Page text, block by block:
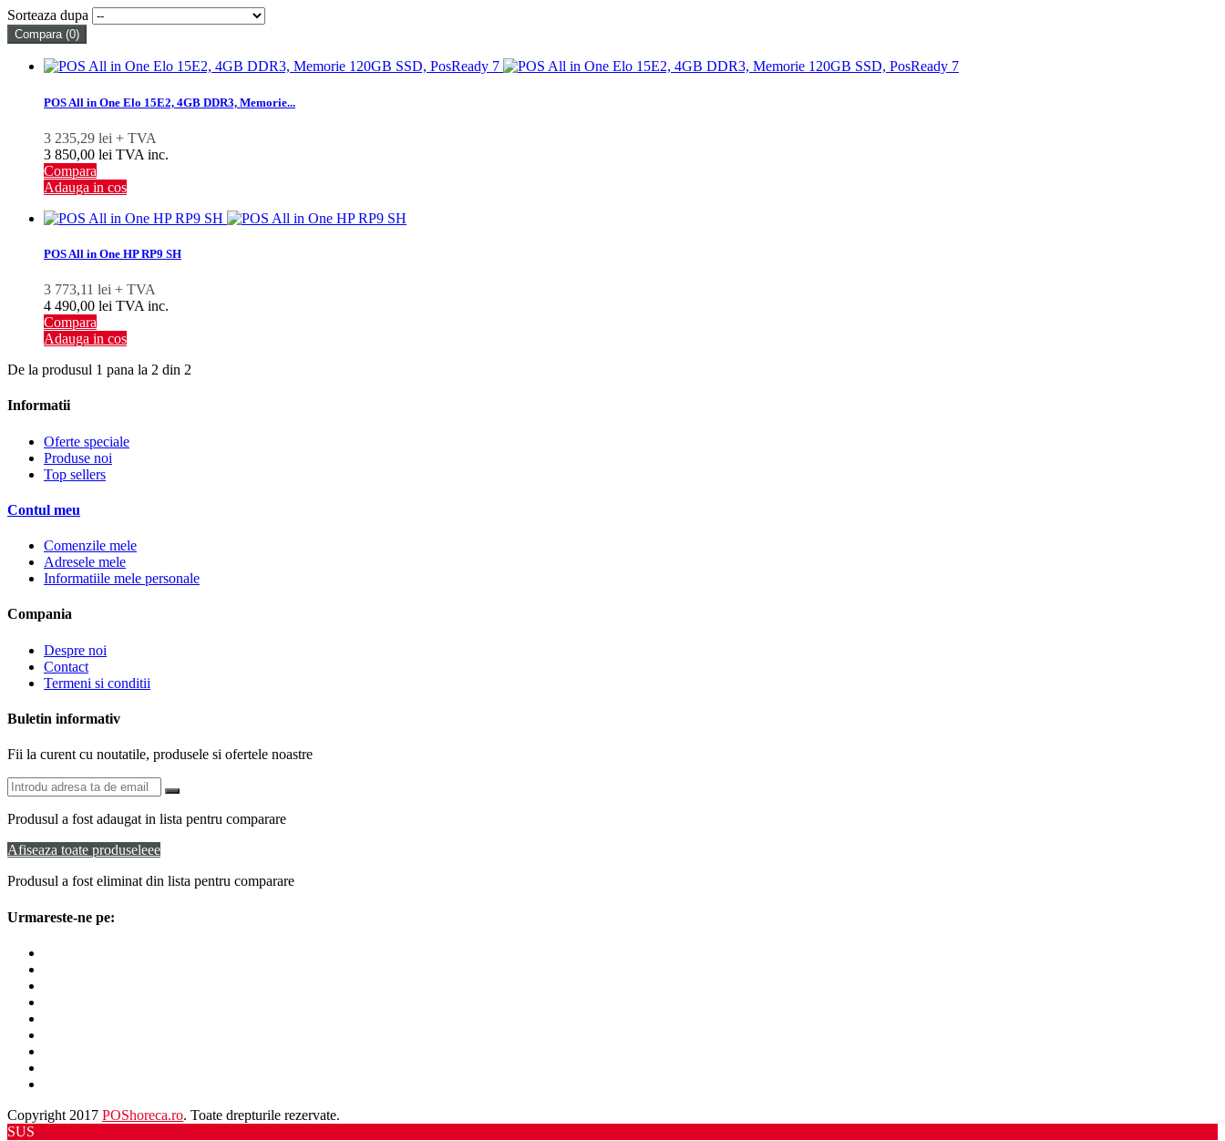
Sorteaza dupa
Compara (0)
POS All in One Elo 15E2, 4GB DDR3, Memorie...
3 235,29 lei + TVA
3 850,00 lei TVA inc.
Compara
Adauga in cos
POS All in One HP RP9 SH
3 773,11 lei + TVA
4 490,00 lei TVA inc.
Compara
Adauga in cos
De la produsul 1 pana la 2 din 2
Informatii
Oferte speciale
Produse noi
Top sellers
Contul meu
Comenzile mele
Adresele mele
Informatiile mele personale
Compania
Despre noi
Contact
Termeni si conditii
Buletin informativ
Fii la curent cu noutatile, produsele si ofertele noastre
Produsul a fost adaugat in lista pentru comparare
Afiseaza toate produseleee
Produsul a fost eliminat din lista pentru comparare
Urmareste-ne pe:
Copyright 2017 POShoreca.ro. Toate drepturile rezervate.
SUS